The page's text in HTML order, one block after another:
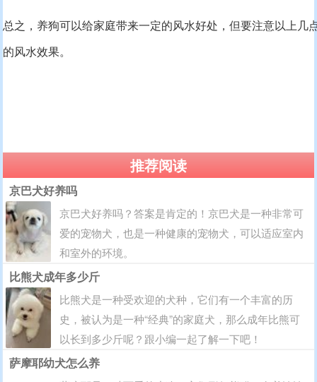
总之，养狗可以给家庭带来一定的风水好处，但要注意以上几
的风水效果。
推荐阅读
京巴犬好养吗
京巴犬好养吗？答案是肯定的！京巴犬是一种非常可
爱的宠物犬，也是一种健康的宠物犬，可以适应室内
和室外的环境。
比熊犬成年多少斤
比熊犬是一种受欢迎的犬种，它们有一个丰富的历
史，被认为是一种“经典”的家庭犬，那么成年比熊可
以长到多少斤呢？跟小编一起了解一下吧！
萨摩耶幼犬怎么养